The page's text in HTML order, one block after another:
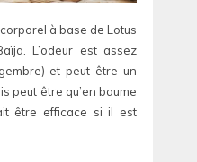
à base de Lotus
L’odeur est assez
et peut être un
peut être qu’en baume
être efficace si il est